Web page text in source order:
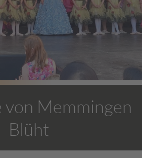
von Memmingen
Blüht